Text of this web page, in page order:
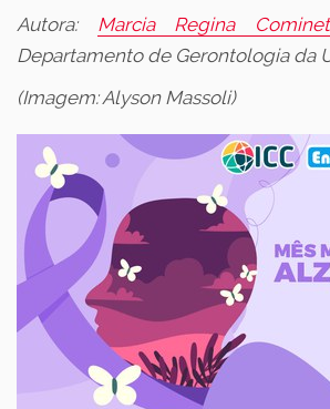
Autora: Marcia Regina
Departamento de Gerontologia da
(Imagem: Alyson Massoli)